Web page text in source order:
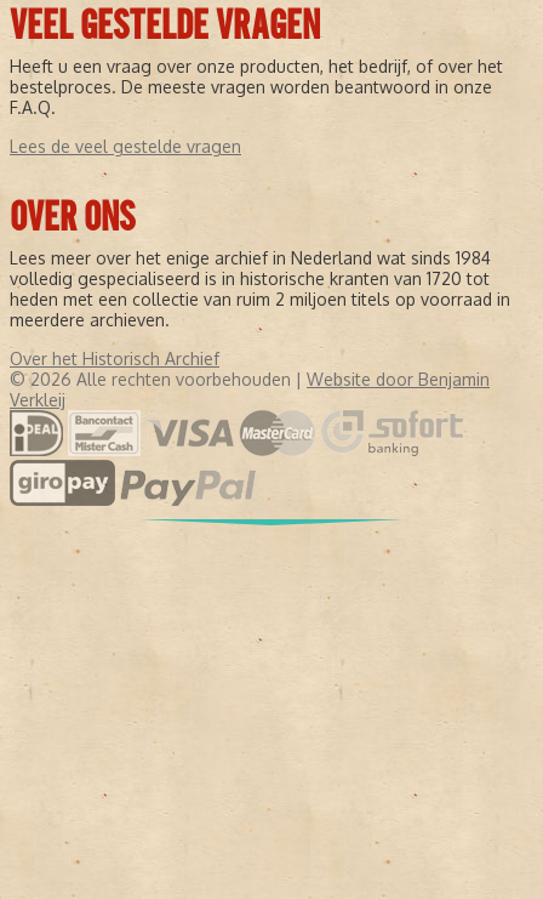
VEEL GESTELDE VRAGEN
Heeft u een vraag over onze producten, het bedrijf, of over het
bestelproces. De meeste vragen worden beantwoord in onze
F.A.Q.
Lees de veel gestelde vragen
OVER ONS
Lees meer over het enige archief in Nederland wat sinds 1984
volledig gespecialiseerd is in historische kranten van 1720 tot
heden met een collectie van ruim 2 miljoen titels op voorraad in
meerdere archieven.
Over het Historisch Archief
© 2026 Alle rechten voorbehouden | Website door Benjamin
Verkleij